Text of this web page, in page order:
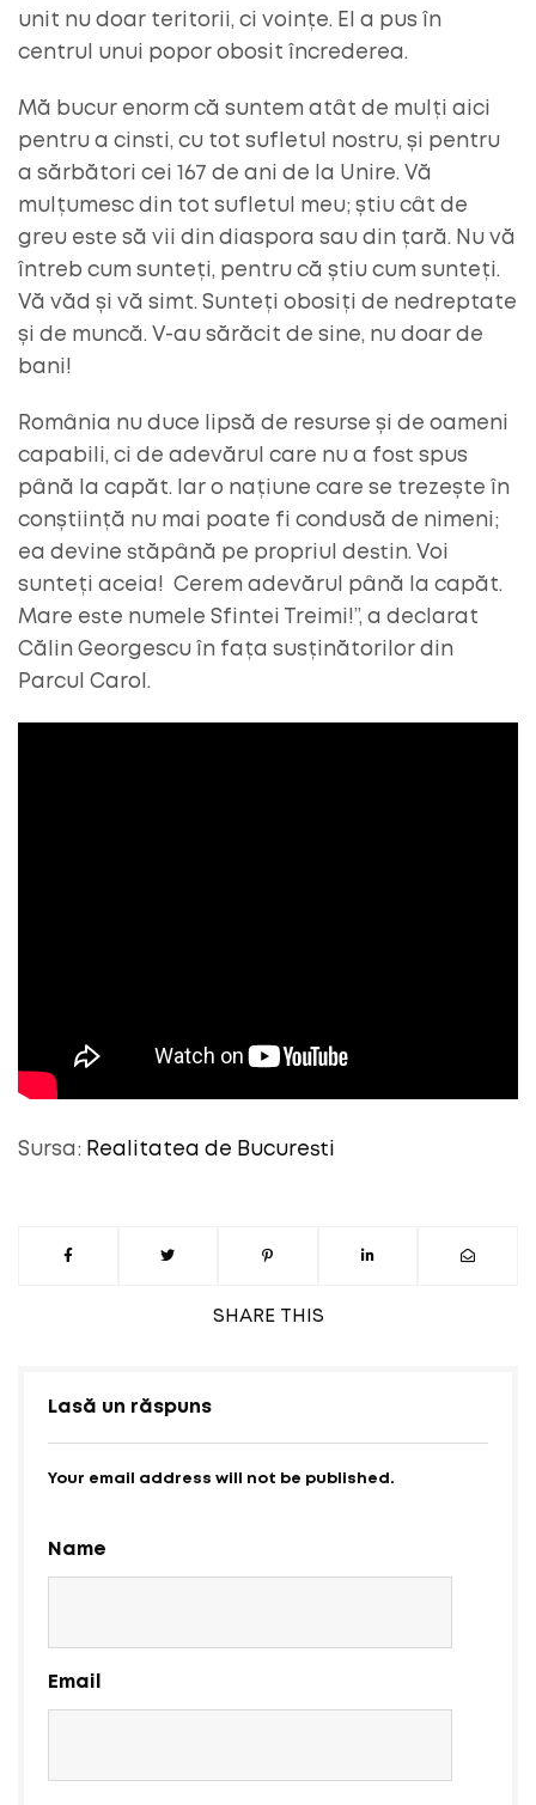
SHARE THIS
unit nu doar teritorii, ci voințe. El a pus în
centrul unui popor obosit încrederea.
Mă bucur enorm că suntem atât de mulți aici
pentru a cinsti, cu tot sufletul nostru, și pentru
a sărbători cei 167 de ani de la Unire. Vă
mulțumesc din tot sufletul meu; știu cât de
greu este să vii din diaspora sau din țară. Nu vă
întreb cum sunteți, pentru că știu cum sunteți.
Vă văd și vă simt. Sunteți obosiți de nedreptate
și de muncă. V-au sărăcit de sine, nu doar de
bani!
România nu duce lipsă de resurse și de oameni
capabili, ci de adevărul care nu a fost spus
până la capăt. Iar o națiune care se trezește în
conștiință nu mai poate fi condusă de nimeni;
ea devine stăpână pe propriul destin. Voi
sunteți aceia! Cerem adevărul până la capăt.
Mare este numele Sfintei Treimi!”, a declarat
Călin Georgescu în fața susținătorilor din
Parcul Carol.
Sursa: Realitatea de Bucuresti
Lasă un răspuns
Your email address will not be published.
Name
Email